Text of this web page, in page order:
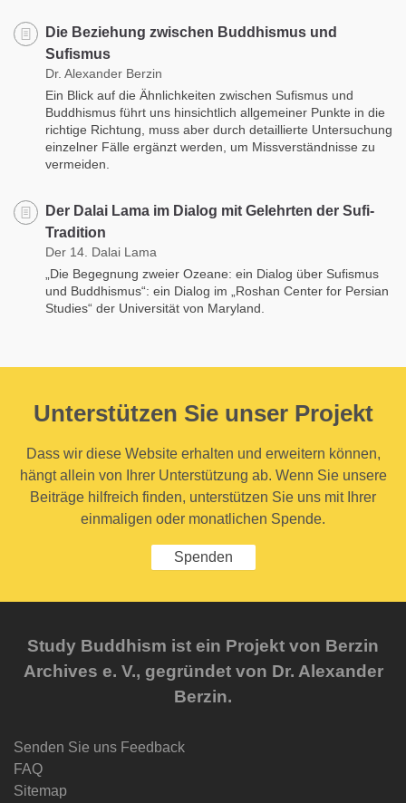
Die Beziehung zwischen Buddhismus und
Sufismus
Dr. Alexander Berzin
Ein Blick auf die Ähnlichkeiten zwischen Sufismus und
Buddhismus führt uns hinsichtlich allgemeiner Punkte in die
richtige Richtung, muss aber durch detaillierte Untersuchung
einzelner Fälle ergänzt werden, um Missverständnisse zu
vermeiden.
Der Dalai Lama im Dialog mit Gelehrten der Sufi-
Tradition
Der 14. Dalai Lama
„Die Begegnung zweier Ozeane: ein Dialog über Sufismus
und Buddhismus“: ein Dialog im „Roshan Center for Persian
Studies“ der Universität von Maryland.
Unterstützen Sie unser Projekt
Dass wir diese Website erhalten und erweitern können,
hängt allein von Ihrer Unterstützung ab. Wenn Sie unsere
Beiträge hilfreich finden, unterstützen Sie uns mit Ihrer
einmaligen oder monatlichen Spende.
Spenden
Study Buddhism ist ein Projekt von Berzin
Archives e. V., gegründet von Dr. Alexander
Berzin.
Senden Sie uns Feedback
FAQ
Sitemap